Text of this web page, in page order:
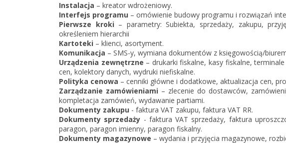
Instalacja – kreator wdrożeniowy.
Interfejs programu – omówienie budowy programu i rozwiązań
Pierwsze kroki – parametry: Subiekta, sprzedaży, zakupu,
określeniem hierarchii
Kartoteki – klienci, asortyment.
Komunikacja – SMS-y, wymiana dokumentów z księgowością/
Urządzenia zewnętrzne – drukarki fiskalne, kasy fiskalne,
cen, kolektory danych, wydruki niefiskalne.
Polityka cenowa – cenniki główne i dodatkowe, aktualizacja cen,
Zarządzanie zamówieniami – zlecenie do dostawców,
kompletacja zamówień, wydawanie partiami.
Dokumenty zakupu - faktura VAT zakupu, faktura VAT RR.
Dokumenty sprzedaży - faktura VAT sprzedaży, faktura
paragon, paragon imienny, paragon fiskalny.
Dokumenty magazynowe – wydania i przyjęcia magazynowe,